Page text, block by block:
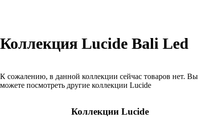
Коллекция Lucide Bali Led
К сожалению, в данной коллекции сейчас товаров нет. Вы
можете посмотреть другие коллекции Lucide
Коллекции Lucide